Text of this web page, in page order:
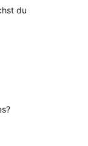
du